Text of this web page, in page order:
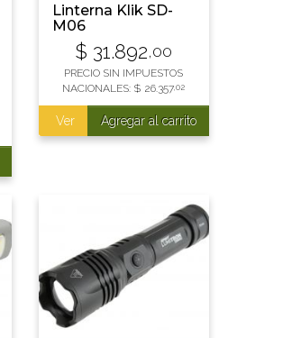
Linterna Klik SD-
M06
$ 31.892,00
PRECIO SIN IMPUESTOS
NACIONALES: $ 26.357,02
Ver Agregar al carrito